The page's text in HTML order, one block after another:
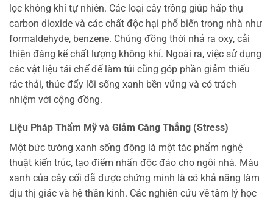
lọc không khí tự nhiên. Các loại cây trồng giúp hấp thụ
carbon dioxide và các chất độc hại phổ biến trong nhà như
formaldehyde, benzene. Chúng đồng thời nhả ra oxy, cải
thiện đáng kể chất lượng không khí. Ngoài ra, việc sử dụng
các vật liệu tái chế để làm túi cũng góp phần giảm thiểu
rác thải, thúc đẩy lối sống xanh bền vững và có trách
nhiệm với cộng đồng.
Liệu Pháp Thẩm Mỹ và Giảm Căng Thẳng (Stress)
Một bức tường xanh sống động là một tác phẩm nghệ
thuật kiến trúc, tạo điểm nhấn độc đáo cho ngôi nhà. Màu
xanh của cây cối đã được chứng minh là có khả năng làm
dịu thị giác và hệ thần kinh. Các nghiên cứu về tâm lý học